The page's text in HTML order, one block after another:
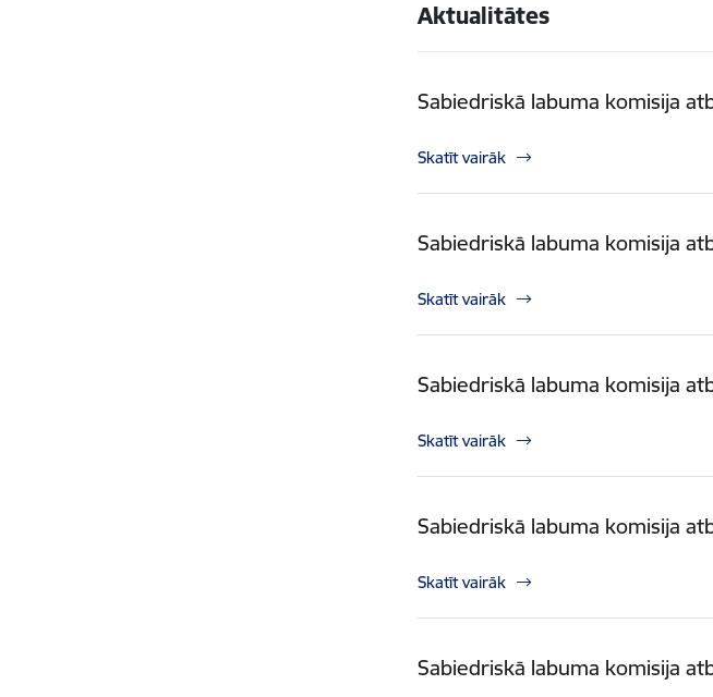
Aktualitātes
Sabiedriskā labuma komisija
Skatīt vairāk
Sabiedriskā labuma komisija
Skatīt vairāk
Sabiedriskā labuma komisija
Skatīt vairāk
Sabiedriskā labuma komisija
Skatīt vairāk
Sabiedriskā labuma komisija